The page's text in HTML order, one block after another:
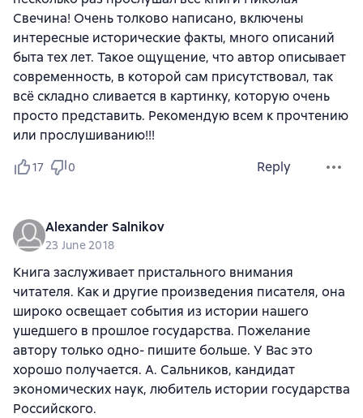
Свечина! Очень толково написано, включены
интересные исторические факты, много описаний
быта тех лет. Такое ощущение, что автор описывает
современность, в которой сам присутствовал, так
всё складно сливается в картинку, которую очень
просто представить. Рекомендую всем к прочтению
или прослушиванию!!!
17 0 Reply
Alexander Salnikov
23 June 2018
Книга заслуживает пристального внимания
читателя. Как и другие произведения писателя, она
широко освещает события из истории нашего
ушедшего в прошлое государства. Пожелание
автору только одно- пишите больше. У Вас это
хорошо получается. А. Сальников, кандидат
экономических наук, любитель истории государства
Российского.